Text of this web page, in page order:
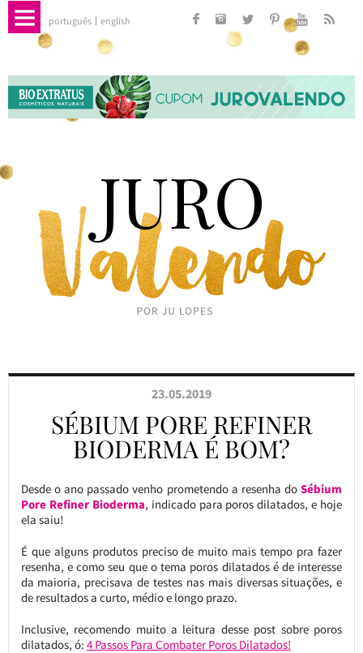
português english
23.05.2019
SÉBIUM PORE REFINER
BIODERMA É BOM?
Desde o ano passado venho prometendo a resenha doSébium
Pore Refiner Bioderma, indicado para poros dilatados, e hoje
ela saiu!
É que alguns produtos preciso de muito mais tempo pra fazer
resenha, e como seu que o tema poros dilatados é de interesse
da maioria, precisava de testes nas mais diversas situações, e
de resultados a curto, médio e longo prazo.
Inclusive, recomendo muito a leitura desse post sobre poros
dilatados, ó: 4 Passos Para Combater Poros Dilatados!